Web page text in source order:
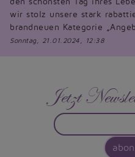
wir stolz unsere stark
brandneuen Kategorie
Sonntag, 21.01.2024, 12:38
Jetzt